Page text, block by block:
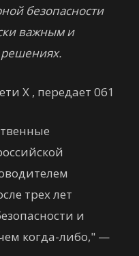
безопасности
важным и
Х , передает 061
трех лет
и
когда-либо," —